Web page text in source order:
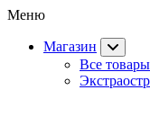
Меню
Магазин
Все товары